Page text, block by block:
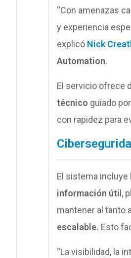
“Con amenazas
y experiencia
explicó Nick
Automation.
El servicio ofrece
técnico guiado
con rapidez para
El sistema incluye
información úti l,
mantener al tanto
escalable. Esto
“La visibilidad, la